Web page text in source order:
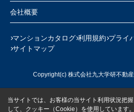
会社概要
マンションカタログ 利用規約 プライ
サイトマップ
Copyright(c) 株式会社九大学研不動
当サイトでは、お客様の当サイト利用状況把
して、クッキー（Cookie）を使用しています。